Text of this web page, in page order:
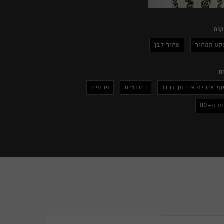
המחוך שחור לבן
אירית פדרמן לנדו כיווצים פרחים
ה-80